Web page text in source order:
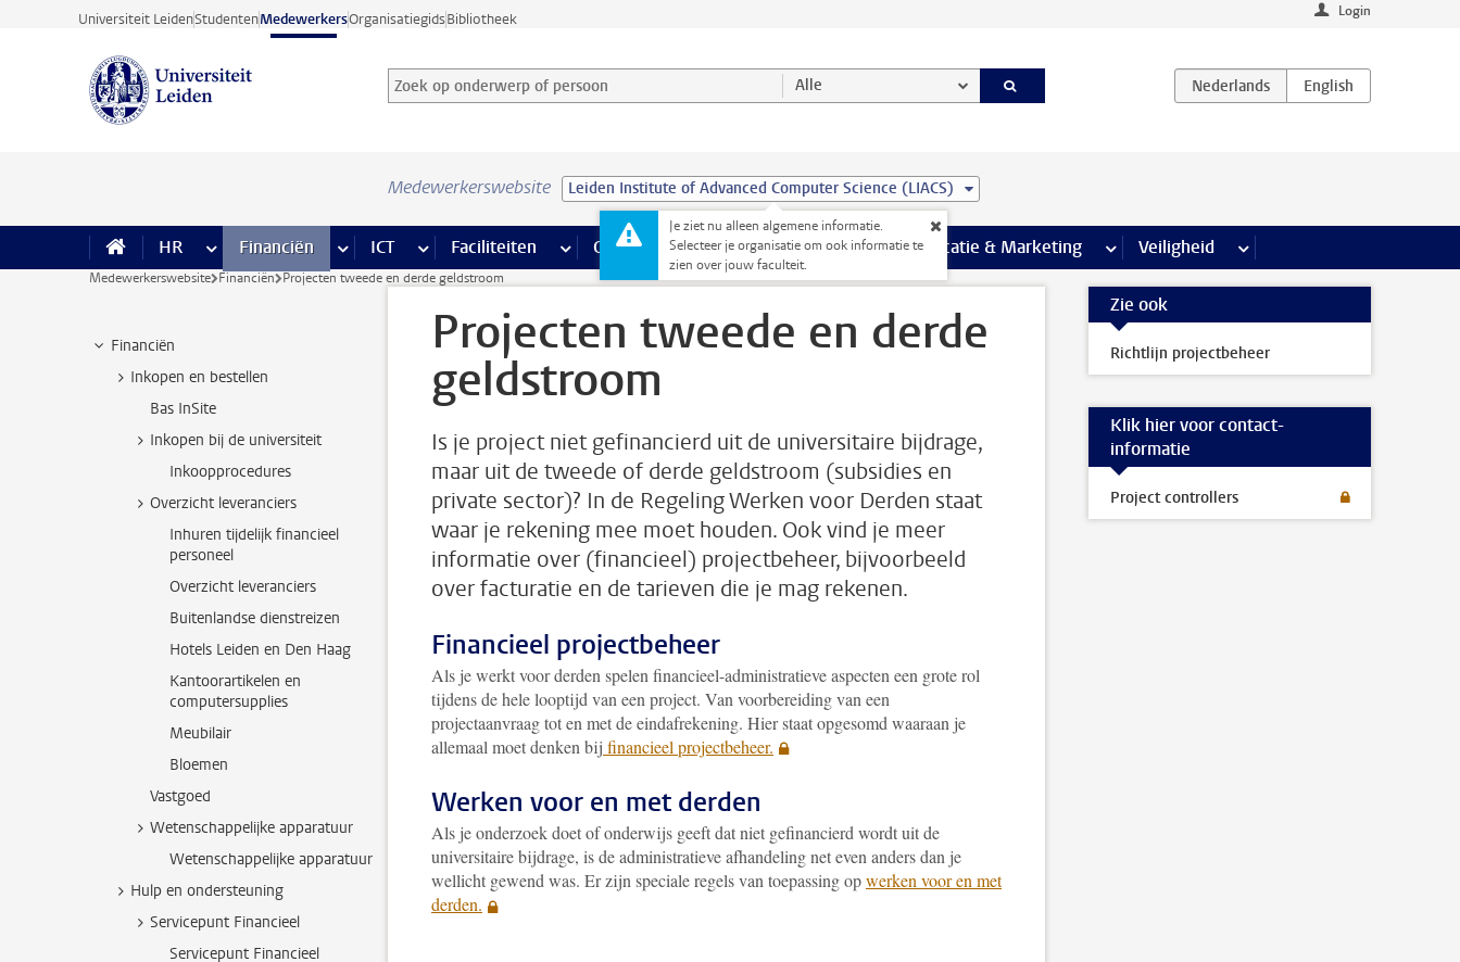
Ga direct naar de inhoud
Universiteit LeidenStudentenMedewerkersOrganisatiegidsBibliotheek Login
Zoek op onderwerp of persoon en selecteer categorie
Zoekterm Alle
Medewerkerswebsite Leiden Institute of Advanced Computer Science (LIACS)
Je ziet nu alleen algemene informatie.
Selecteer je organisatie om ook informatie te
zien over jouw faculteit.
HR meer HR pagina’s
Financiën meer Financiën pagina’s
ICT meer ICT pagina’s
Faciliteiten meer Faciliteiten pagina’s
Onderwijs meer Onderwijs pagina’s
Onderzoek meer Onderzoek pagina’s
Communicatie & Marketing meer Communicatie & Marketing pagina’s
Veiligheid meer Veiligheid pagina’s
Medewerkerswebsite Financiën Projecten tweede en derde geldstroom
Financiën
Inkopen en bestellen
Bas InSite
Inkopen bij de universiteit
Inkoopprocedures
Overzicht leveranciers
Inhuren tijdelijk financieel
personeel
Overzicht leveranciers
Buitenlandse dienstreizen
Hotels Leiden en Den Haag
Kantoorartikelen en
computersupplies
Meubilair
Bloemen
Vastgoed
Wetenschappelijke apparatuur
Wetenschappelijke apparatuur
Hulp en ondersteuning
Servicepunt Financieel
Servicepunt Financieel
Projecten tweede en derde
geldstroom
Is je project niet gefinancierd uit de universitaire bijdrage,
maar uit de tweede of derde geldstroom (subsidies en
private sector)? In de Regeling Werken voor Derden staat
waar je rekening mee moet houden. Ook vind je meer
informatie over (financieel) projectbeheer, bijvoorbeeld
over facturatie en de tarieven die je mag rekenen.
Financieel projectbeheer
Als je werkt voor derden spelen financieel-administratieve aspecten een grote rol
tijdens de hele looptijd van een project. Van voorbereiding van een
projectaanvraag tot en met de eindafrekening. Hier staat opgesomd waaraan je
allemaal moet denken bij financieel projectbeheer.
Werken voor en met derden
Als je onderzoek doet of onderwijs geeft dat niet gefinancierd wordt uit de
universitaire bijdrage, is de administratieve afhandeling net even anders dan je
wellicht gewend was. Er zijn speciale regels van toepassing opwerken voor en met
derden.
Zie ook
Richtlijn projectbeheer
Klik hier voor contact-
informatie
Project controllers